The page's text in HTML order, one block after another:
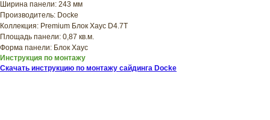
Ширина панели: 243 мм
Производитель: Docke
Коллекция: Premium Блок Хаус D4.7T
Площадь панели: 0,87 кв.м.
Форма панели: Блок Хаус
Инструкция по монтажу
Скачать инструкцию по монтажу сайдинга Docke
стоимость фасада
прямо сейчас